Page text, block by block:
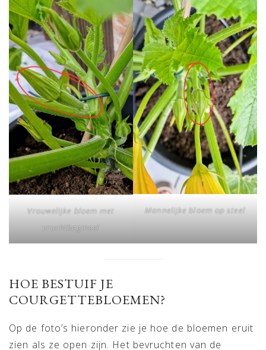
Vrouwelijke bloem met
vruchtbeginsel
Mannelijke bloem op steel
HOE BESTUIF JE
COURGETTEBLOEMEN?
Op de foto’s hieronder zie je hoe de bloemen eruit
zien als ze open zijn. Het bevruchten van de